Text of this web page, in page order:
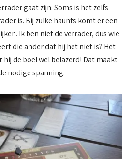
gaat zijn. Soms is het zelfs
is. Bij zulke haunts komt er een
Ik ben niet de verrader, dus wie
die ander dat hij het niet is? Het
hij de boel wel belazerd! Dat maakt
nodige spanning.